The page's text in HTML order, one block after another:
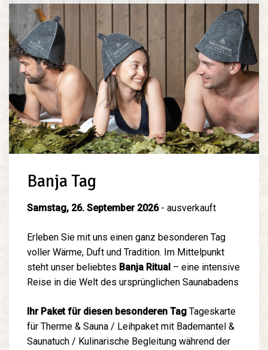
Banja Tag
Samstag, 26. September 2026 - ausverkauft
Erleben Sie mit uns einen ganz besonderen Tag
voller Wärme, Duft und Tradition. Im Mittelpunkt
steht unser beliebtes Banja Ritual – eine intensive
Reise in die Welt des ursprünglichen Saunabadens
Ihr Paket für diesen besonderen Tag Tageskarte
für Therme & Sauna / Leihpaket mit Bademantel &
Saunatuch / Kulinarische Begleitung während der